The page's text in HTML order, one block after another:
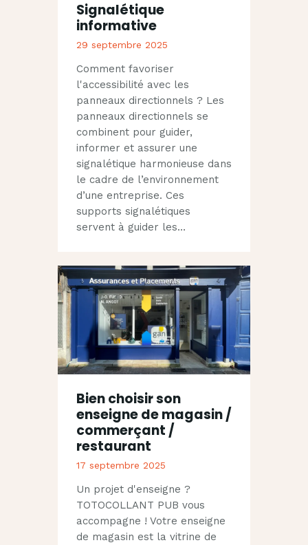
Signalétique
informative
29 septembre 2025
Comment favoriser
l'accessibilité avec les
panneaux directionnels ? Les
panneaux directionnels se
combinent pour guider,
informer et assurer une
signalétique harmonieuse dans
le cadre de l’environnement
d’une entreprise. Ces
supports signalétiques
servent à guider les…
Bien choisir son
enseigne de magasin /
commerçant /
restaurant
17 septembre 2025
Un projet d'enseigne ?
TOTOCOLLANT PUB vous
accompagne ! Votre enseigne
de magasin est la vitrine de